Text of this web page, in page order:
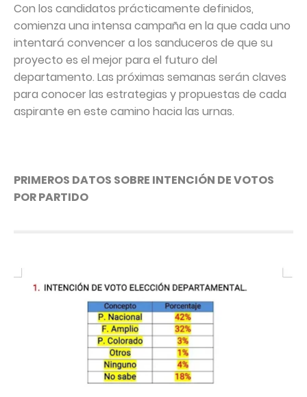
Con los candidatos prácticamente definidos,
comienza una intensa campaña en la que cada uno
intentará convencer a los sanduceros de que su
proyecto es el mejor para el futuro del
departamento. Las próximas semanas serán claves
para conocer las estrategias y propuestas de cada
aspirante en este camino hacia las urnas.
PRIMEROS DATOS SOBRE INTENCIÓN DE VOTOS
POR PARTIDO